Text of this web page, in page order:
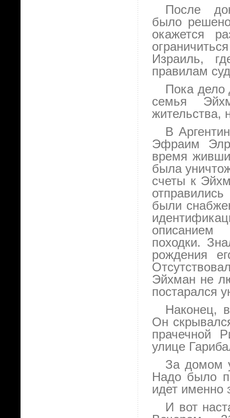
После
было
окажется
Израиль,
правилам
Пока дело
семья
жительства,
В
Эфраим
время
была
счеты к
были
описанием
походки.
рождения
Эйхман не
постарался
Наконец,
Он
прачечной
улице
За домом
Надо было
идет именно
И вот